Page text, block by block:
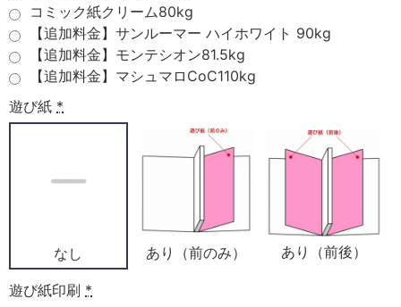
コミック紙クリーム80kg
【追加料金】サンルーマー ハイホワイト 90kg
【追加料金】モンテシオン81.5kg
【追加料金】マシュマロCoC110kg
遊び紙 *
なし あり（前のみ） あり（前後）
遊び紙印刷 *